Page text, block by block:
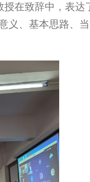
在致辞中，表达
义、基本思路、